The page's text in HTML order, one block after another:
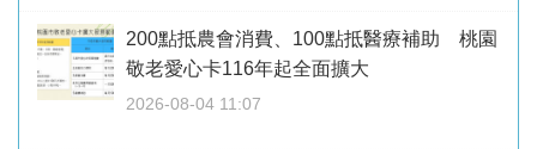
200點抵農會消費、100點抵醫療補助 桃園
敬老愛心卡116年起全面擴大
2026-08-04 11:07